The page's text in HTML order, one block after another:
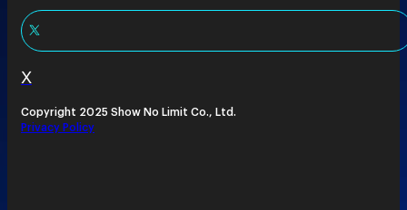
X
Copyright 2025 Show No Limit Co., Ltd.
Privacy Policy